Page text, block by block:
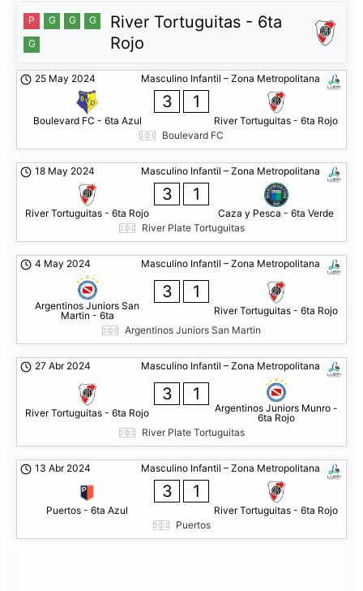
River Tortuguitas - 6ta
Rojo
P G G
G
G
Masculino Infantil – Zona Metropolitana
25 May 2024
Boulevard FC - 6ta Azul
3 1
River Tortuguitas - 6ta Rojo
Boulevard FC
Masculino Infantil – Zona Metropolitana
18 May 2024
River Tortuguitas - 6ta Rojo
3 1
Caza y Pesca - 6ta Verde
River Plate Tortuguitas
Masculino Infantil – Zona Metropolitana
4 May 2024
Argentinos Juniors San
Martin - 6ta
3 1
River Tortuguitas - 6ta Rojo
Argentinos Juniors San Martin
Masculino Infantil – Zona Metropolitana
27 Abr 2024
River Tortuguitas - 6ta Rojo
3 1
Argentinos Juniors Munro -
6ta Rojo
River Plate Tortuguitas
Masculino Infantil – Zona Metropolitana
13 Abr 2024
Puertos - 6ta Azul
3 1
River Tortuguitas - 6ta Rojo
Puertos